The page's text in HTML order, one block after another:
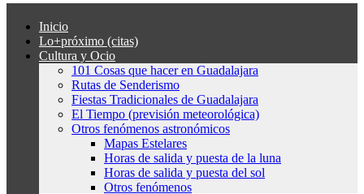
Inicio
Lo+próximo (citas)
Cultura y Ocio
101 Cosas que hacer en Guadalajara
Rutas de Senderismo
Fiestas Tradicionales de Guadalajara
El Tiempo (previsión meteorológica)
Otros fenómenos astronómicos
Mapas Estelares
Horas de salida y puesta de la luna
Horas de salida y puesta del sol
Otros fenómenos